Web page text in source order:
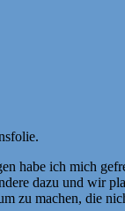
habe ich mich
dazu und wir
zu machen, die